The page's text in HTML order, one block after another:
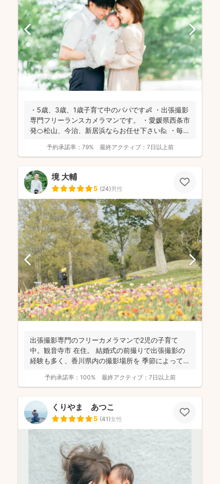
・5歳、3歳、1歳子育て中のパパです👶 ・出張撮影
専門フリーランスカメラマンです。 ・愛媛県西条市
発🍊松山、今治、新居浜ならお任せ下さい🙋 ・毎日
予約承諾率： 79% 最終アクティブ： 7日以上前
境 大輔
5 (24)男性
出張撮影専門のフリーカメラマンで2児の子育て
中。観音寺市 在住。 結婚式の前撮りで出張撮影の
経験も多く、香川県内の撮影場所を 季節によって最
予約承諾率： 100% 最終アクティブ： 7日以上前
くりやま あつこ
5 (41)女性